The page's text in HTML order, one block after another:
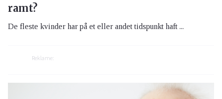
ramt?
De fleste kvinder har på et eller andet tidspunkt haft ...
Reklame: